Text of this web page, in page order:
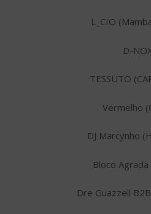
L_CIO
D-
TESSUTO
Vermelho
DJ Marcynho
Bloco
Dre Guazzell